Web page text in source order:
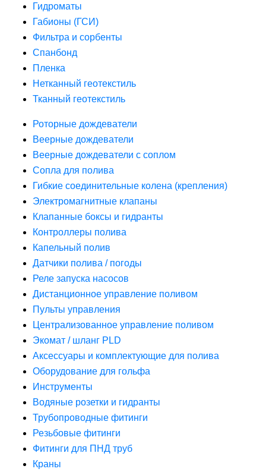
Гидроматы
Габионы (ГСИ)
Фильтра и сорбенты
Спанбонд
Пленка
Нетканный геотекстиль
Тканный геотекстиль
Роторные дождеватели
Веерные дождеватели
Веерные дождеватели с соплом
Сопла для полива
Гибкие соединительные колена (крепления)
Электромагнитные клапаны
Клапанные боксы и гидранты
Контроллеры полива
Капельный полив
Датчики полива / погоды
Реле запуска насосов
Дистанционное управление поливом
Пульты управления
Централизованное управление поливом
Экомат / шланг PLD
Аксессуары и комплектующие для полива
Оборудование для гольфа
Инструменты
Водяные розетки и гидранты
Трубопроводные фитинги
Резьбовые фитинги
Фитинги для ПНД труб
Краны